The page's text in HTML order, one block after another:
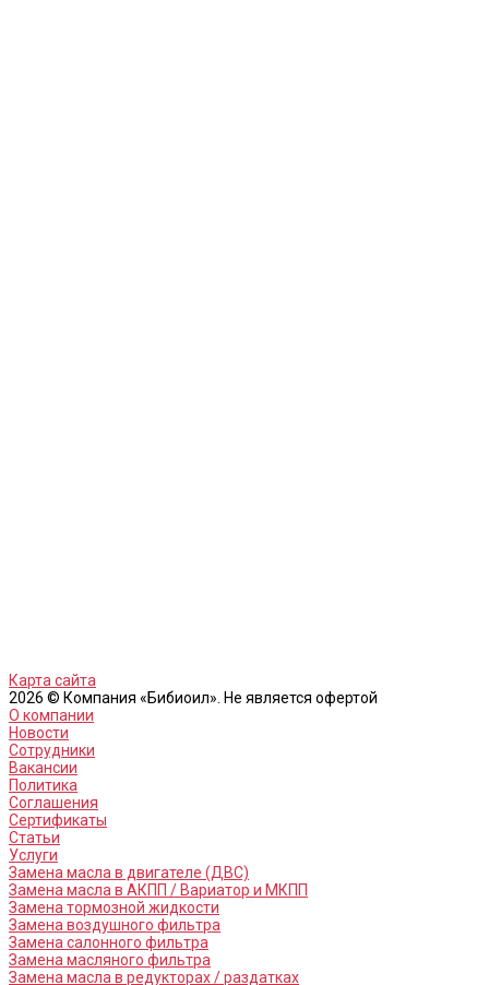
Карта сайта
2026 © Компания «Бибиоил». Не является офертой
О компании
Новости
Сотрудники
Вакансии
Политика
Соглашения
Сертификаты
Статьи
Услуги
Замена масла в двигателе (ДВС)
Замена масла в АКПП / Вариатор и МКПП
Замена тормозной жидкости
Замена воздушного фильтра
Замена салонного фильтра
Замена масляного фильтра
Замена масла в редукторах / раздатках